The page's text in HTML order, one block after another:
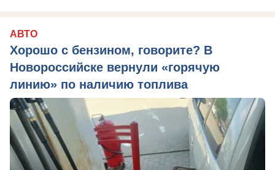
АВТО
Хорошо с бензином, говорите? В
Новороссийске вернули «горячую
линию» по наличию топлива